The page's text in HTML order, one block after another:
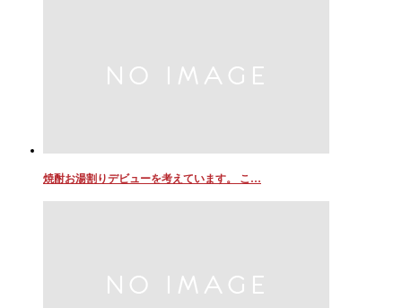
焼酎お湯割りデビューを考えています。 こ…